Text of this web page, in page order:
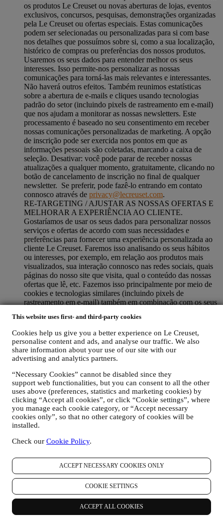
This website uses first- and third-party cookies
Cookies help us give you a better experience on Le Creuset,
personalise content and ads, and analyse our traffic. We also
share information about your use of our site with our
advertising and analytics partners.
“Necessary Cookies” cannot be disabled since they
support web functionalities, but you can consent to all the other
uses above (preferences, statistics and marketing cookies) by
clicking “Accept all cookies”, or click “Cookie settings”, where
you manage each cookie category, or “Accept necessary
cookies only”, so that no other category of cookies will be
installed.
Check our Cookie Policy.
ACCEPT NECESSARY COOKIES ONLY
COOKIE SETTINGS
ACCEPT ALL COOKIES
os produtos Le Creuset ou novas aberturas de lojas, eventos
exclusivos, concursos, pesquisas, demonstrações organizadas
pela Le Creuset ou ofertas especiais. Estas comunicações
podem ser selecionadas ou personalizadas para si com base
nos detalhes que possuímos sobre si, como a sua localização,
histórico de compras ou preferências dos nossos produtos.
Usaremos os seus dados para entender melhor os seus
interesses. Isso permite-nos personalizar as nossas
comunicações para torná-las mais relevantes e interessantes.
Não haverá outros efeitos. Também reunimos estatísticas
sobre a abertura de e-mails e cliques usando tecnologias
padrão do setor (incluindo pixels de rastreamento em e-mail)
que nos ajudam a monitorar as nossas newsletters. Este
processamento é baseado no seu consentimento em receber
nossas comunicações personalizadas de marketing. A opção
de inscrição pode ser exercida nos pontos em que as
informações pessoais são coletadas, marcando a caixa de
seleção. Desativar: você pode parar de receber nossas
atualizações a qualquer momento, gratuitamente, clicando no
botão de cancelamento de inscrição no final de qualquer
newsletter. Se preferir, pode fazê-lo entrando em contato
connosco através de privacy@lecreuset.com.
RE-TARGETING / AJUSTAR AS NOSSAS OFERTAS E
MELHORAR A EXPERIÊNCIA AO CLIENTE.
Gostaríamos de usar os seus dados para personalizar nossos
serviços e ofertas de acordo com suas necessidades e
preferências para fornecer uma experiência personalizada ao
cliente Le Creuset. Faremos isso analisando os seus hábitos
ou interesses, por exemplo, em relação aos produtos mais
visualizados, sua interação connosco nas redes sociais, quais
páginas do nosso site que visita, qual o conteúdo das nossas
ofertas que lê, etc. Fazemos isso principalmente por meio de
cookies e tecnologias similares (incluindo pixels de
rastreamento em e-mail) também em combinação com os seus
nossas comunicações de marketing personalizadas. Usaremos
essas informações para gerir nossa publicidade em outros
sites, conceder acesso a conteúdo específico, adaptar o
conteúdo ou as ofertas que vê no site ou, se concordar em
assinar as nossas comunicações de marketing, enviar
comunicação / mensagem relevantes que achamos que pode
gostar. Não haverá outros efeitos. O uso de cookies está
sujeito ao seu consentimento. Se não desejar que essas
informações sejam usadas para enviar anúncios, conteúdos ou
comunicações com base em interesses, pode limitar o uso das
informações sobre suas ações online, gerindo a configuração
dos cookies (no entanto, lembre-se de que certos cookies são
necessários para o uso o site). No entanto, isso não impede
que continue a receber anúncios, ofertas ou comunicações.
Assim, continuará a receber anúncios, ofertas ou
usamos os cookies e como pode removê-los, visite nossa
Política de Cookiesaqui.
AVALIAÇÃO DOS PRODUTOS. Caso tenha adquirido um
dos nossos produtos, podemos enviar um e-mail solicitando a
revisão dos seus produtos. Estamos interessados ​​nas análises
de produtos dos nossos clientes (se desejam fornecer essas
informações) para melhorar constantemente os nossos